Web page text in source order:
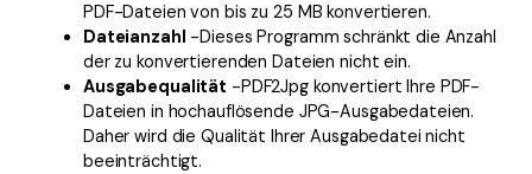
PDF-Dateien von bis zu 25 MB konvertieren.
Dateianzahl -Dieses Programm schränkt die Anzahl
der zu konvertierenden Dateien nicht ein.
Ausgabequalität -PDF2Jpg konvertiert Ihre PDF-
Dateien in hochauflösende JPG-Ausgabedateien.
Daher wird die Qualität Ihrer Ausgabedatei nicht
beeinträchtigt.